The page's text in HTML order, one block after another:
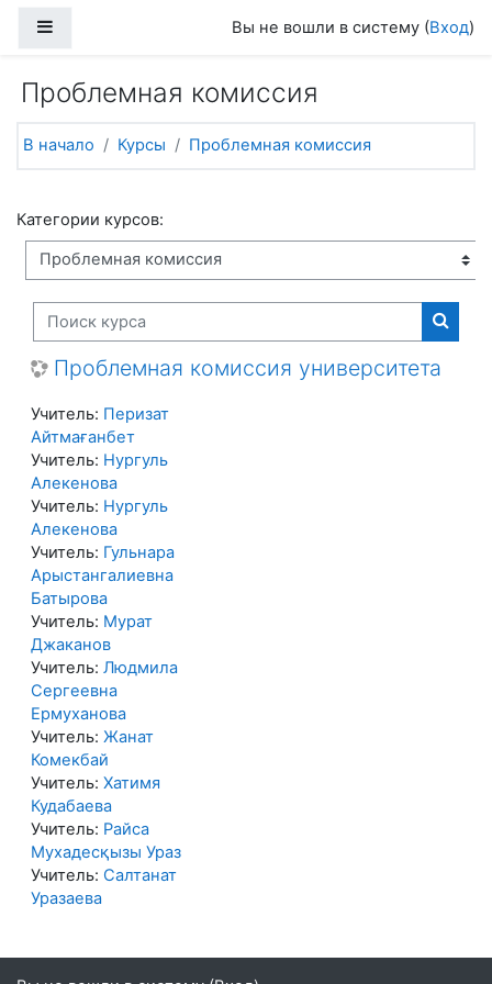
Вы не вошли в систему (Вход)
Проблемная комиссия
В начало Курсы Проблемная комиссия
Категории курсов:
Поиск курса
Поиск
Проблемная комиссия университета
Учитель: Перизат
Айтмағанбет
Учитель: Нургуль
Алекенова
Учитель: Нургуль
Алекенова
Учитель: Гульнара
Арыстангалиевна
Батырова
Учитель: Мурат
Джаканов
Учитель: Людмила
Сергеевна
Ермуханова
Учитель: Жанат
Комекбай
Учитель: Хатимя
Кудабаева
Учитель: Райса
Мухадесқызы Ураз
Учитель: Салтанат
Уразаева